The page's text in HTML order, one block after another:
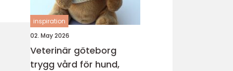
inspiration
02. May 2026
Veterinär göteborg
trygg vård för hund,